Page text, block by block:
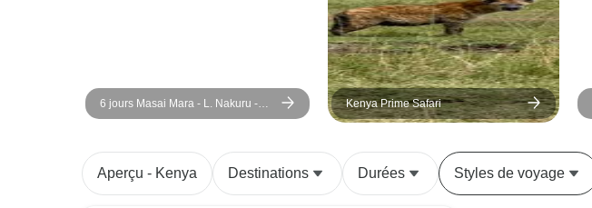
6 jours Masai Mara - L. Nakuru -
Amboseli Classic Budget Safari
Kenya Prime Safari
Aperçu - Kenya Destinations Durées Styles de voyage